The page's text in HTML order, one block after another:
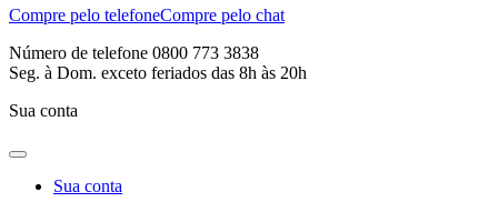
Compre pelo telefoneCompre pelo chat
Número de telefone 0800 773 3838
Seg. à Dom. exceto feriados das 8h às 20h
Sua conta
Sua conta